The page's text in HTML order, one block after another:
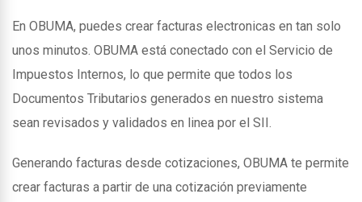
En OBUMA, puedes crear facturas electronicas en tan solo
unos minutos. OBUMA está conectado con el Servicio de
Impuestos Internos, lo que permite que todos los
Documentos Tributarios generados en nuestro sistema
sean revisados y validados en linea por el SII.
Generando facturas desde cotizaciones, OBUMA te permite
crear facturas a partir de una cotización previamente